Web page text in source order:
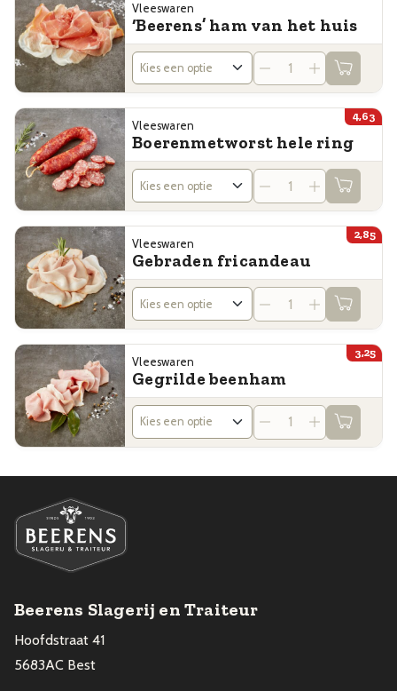
Vleeswaren
‘Beerens’ ham van het huis
Vleeswaren
Boerenmetworst hele ring
4,63
Vleeswaren
Gebraden fricandeau
2,85
Vleeswaren
Gegrilde beenham
3,25
Beerens Slagerij en Traiteur
Hoofdstraat 41
5683AC Best